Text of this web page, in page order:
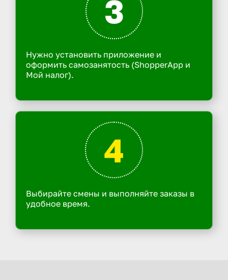
3
Нужно установить приложение и
оформить самозанятость (ShopperApp и
Мой налог).
4
Выбирайте смены и выполняйте заказы в
удобное время.